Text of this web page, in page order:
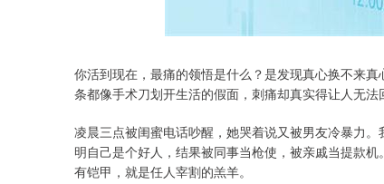
你活到现在，最痛的领悟是什么？是发现真心换不来
条都像手术刀划开生活的假面，刺痛却真实得让人无法
凌晨三点被闺蜜电话吵醒，她哭着说又被男友冷暴力
明自己是个好人，结果被同事当枪使，被亲戚当提款
有铠甲，就是任人宰割的羔羊。